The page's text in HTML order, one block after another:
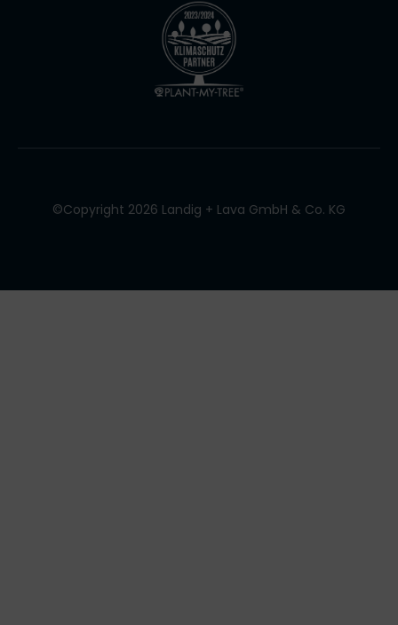
©Copyright 2026 Landig + Lava GmbH & Co. KG